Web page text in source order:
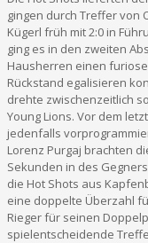
gingen durch Treffer von
Kügerl früh mit 2:0 in
ging es in den zweiten
Hausherren einen
Rückstand egalisieren
drehte zwischenzeitlich
Young Lions. Vor dem
jedenfalls
Lorenz Purgaj brachten
Sekunden in des
die Hot Shots aus
eine doppelte Überzahl
Rieger für seinen
spielentscheidende